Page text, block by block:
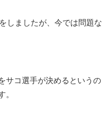
しましたが、今では問題な
サコ選手が決めるというの
。